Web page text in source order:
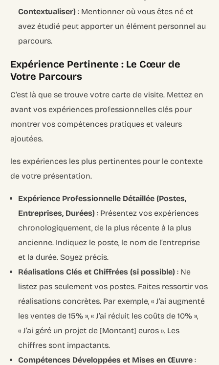
Contextualiser) : Mentionner où vous êtes né et
avez étudié peut apporter un élément personnel au
parcours.
Expérience Pertinente : Le Cœur de
Votre Parcours
C’est là que se trouve votre carte de visite. Mettez en
avant vos expériences professionnelles clés pour
montrer vos compétences pratiques et valeurs
ajoutées.
les expériences les plus pertinentes pour le contexte
de votre présentation.
Expérience Professionnelle Détaillée (Postes,
Entreprises, Durées) : Présentez vos expériences
chronologiquement, de la plus récente à la plus
ancienne. Indiquez le poste, le nom de l’entreprise
et la durée. Soyez précis.
Réalisations Clés et Chiffrées (si possible) : Ne
listez pas seulement vos postes. Faites ressortir vos
réalisations concrètes. Par exemple, « J’ai augmenté
les ventes de 15% », « J’ai réduit les coûts de 10% »,
« J’ai géré un projet de [Montant] euros ». Les
chiffres sont impactants.
Compétences Développées et Mises en Œuvre :